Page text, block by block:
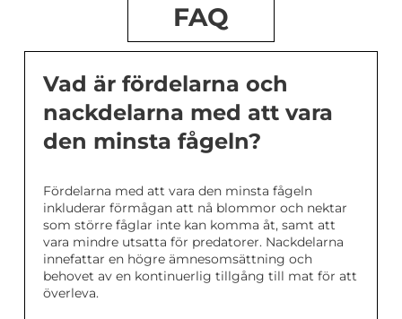
FAQ
Vad är fördelarna och
nackdelarna med att vara
den minsta fågeln?
Fördelarna med att vara den minsta fågeln
inkluderar förmågan att nå blommor och nektar
som större fåglar inte kan komma åt, samt att
vara mindre utsatta för predatorer. Nackdelarna
innefattar en högre ämnesomsättning och
behovet av en kontinuerlig tillgång till mat för att
överleva.